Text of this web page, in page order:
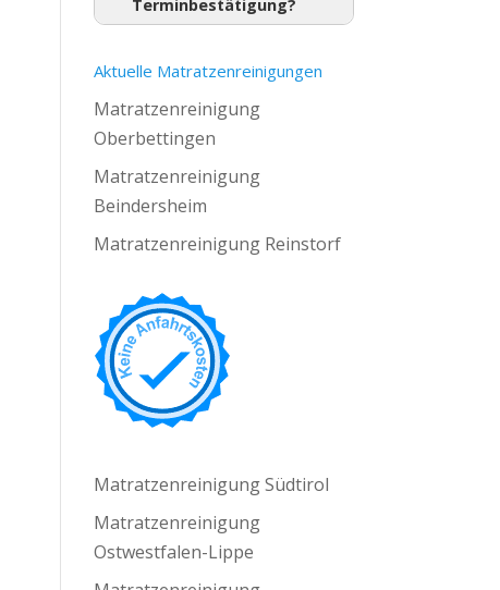
Terminbestätigung?
Aktuelle Matratzenreinigungen
Matratzenreinigung
Oberbettingen
Matratzenreinigung
Beindersheim
Matratzenreinigung Reinstorf
Matratzenreinigung Südtirol
Matratzenreinigung
Ostwestfalen-Lippe